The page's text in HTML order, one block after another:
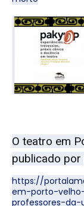
O teatro em
publicado
https://
em-porto-
professores-da-